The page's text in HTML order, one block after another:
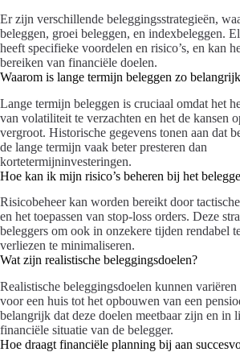
Er zijn verschillende beleggingsstrategieën,
beleggen, groei beleggen, en indexbeleggen.
heeft specifieke voordelen en risico’s, en kan
bereiken van financiële doelen.
Waarom is lange termijn beleggen zo
Lange termijn beleggen is cruciaal omdat het
van volatiliteit te verzachten en het de kansen
vergroot. Historische gegevens tonen aan dat
de lange termijn vaak beter presteren dan
kortetermijninvesteringen.
Hoe kan ik mijn risico’s beheren bij het
Risicobeheer kan worden bereikt door
en het toepassen van stop-loss orders. Deze
beleggers om ook in onzekere tijden rendabel
verliezen te minimaliseren.
Wat zijn realistische beleggingsdoelen?
Realistische beleggingsdoelen kunnen variëren
voor een huis tot het opbouwen van een
belangrijk dat deze doelen meetbaar zijn en in
financiële situatie van de belegger.
Hoe draagt financiële planning bij aan